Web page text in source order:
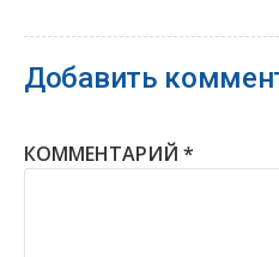
Добавить
КОММЕНТАРИЙ *